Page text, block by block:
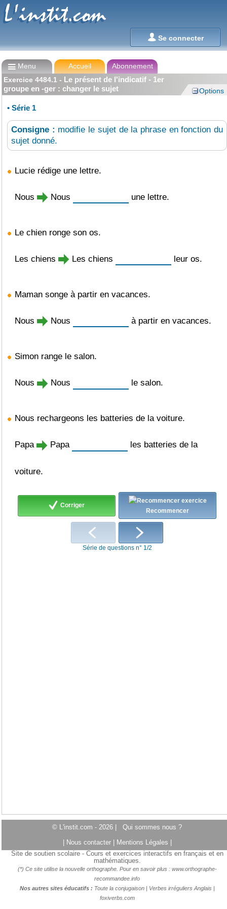
Se connecter
L'instit.com
L'instit.com
Menu Accueil
Abonnement
Exercice 4484.1 - Le présent de l'indicatif - 1er
groupe en -ger : changer le sujet
Options
• Série 1
Consigne : modifie le sujet de la phrase en fonction du
sujet donné.
Lucie rédige une lettre.
Nous Nous une lettre.
Le chien ronge son os.
Les chiens Les chiens leur os.
Maman songe à partir en vacances.
Nous Nous à partir en vacances.
Simon range le salon.
Nous Nous le salon.
Nous rechargeons les batteries de la voiture.
Papa Papa les batteries de la
voiture.
Corriger
Recommencer
Série de questions n° 1/2
© L'instit.com - 2026 | Qui sommes nous ?
Nous contacter Mentions Légales
Site de soutien scolaire - Cours et exercices interactifs en français et en
mathématiques.
(*) Ce site utilise la nouvelle orthographe. Pour en savoir plus : www.orthographe-
recommandee.info
Nos autres sites éducatifs : Toute la conjugaison| Verbes irréguliers Anglais |
foxiverbs.com